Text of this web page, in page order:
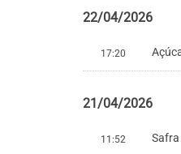
22/04/2026
17:20
21/04/2026
11:52